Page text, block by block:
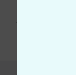
Mit Klick auf
Werbung und einer
Abmeldung ist